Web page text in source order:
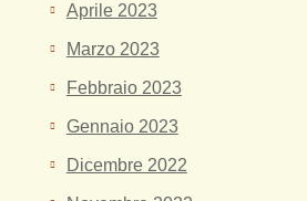
Aprile 2023
Marzo 2023
Febbraio 2023
Gennaio 2023
Dicembre 2022